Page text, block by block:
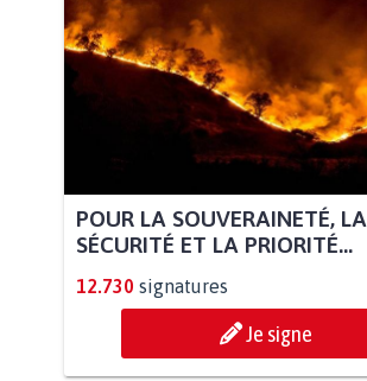
POUR LA SOUVERAINETÉ, LA
SÉCURITÉ ET LA PRIORITÉ...
12.730 signatures
Je signe